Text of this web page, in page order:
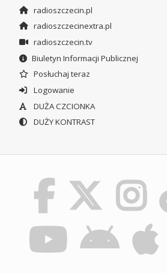
radioszczecin.pl
radioszczecinextra.pl
radioszczecin.tv
Biuletyn Informacji Publicznej
Posłuchaj teraz
Logowanie
DUŻA CZCIONKA
DUŻY KONTRAST